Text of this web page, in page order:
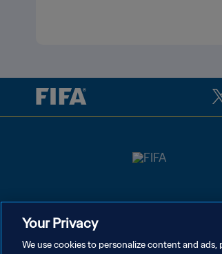
Your Privacy
We use cookies to personalize content and